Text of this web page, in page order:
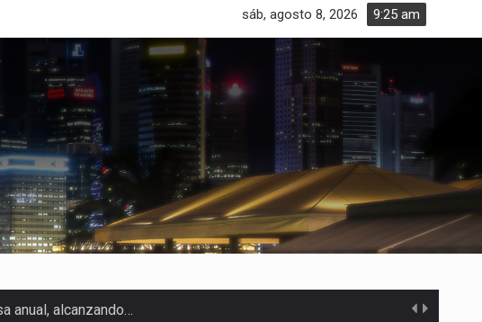
9:25 am
sáb, agosto 8, 2026
anual, alcanzando…